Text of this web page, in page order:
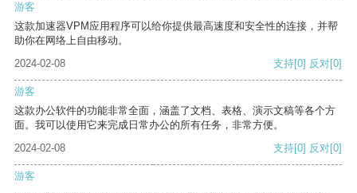
游客
这款加速器VPM应用程序可以给你提供最高速度和安全性的连接，并帮
助你在网络上自由移动。
2024-02-08
支持[0] 反对[0]
游客
这款办公软件的功能非常全面，涵盖了文档、表格、演示文稿等各个方
面。我可以使用它来完成日常办公的所有任务，非常方便。
2024-02-08
支持[0] 反对[0]
游客